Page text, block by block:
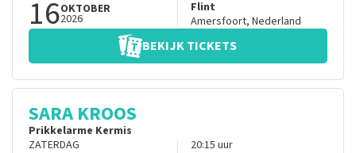
16OKTOBER
2026
Flint
Amersfoort, Nederland
BEKIJK TICKETS
SARA KROOS
Prikkelarme Kermis
ZATERDAG
20:15 uur